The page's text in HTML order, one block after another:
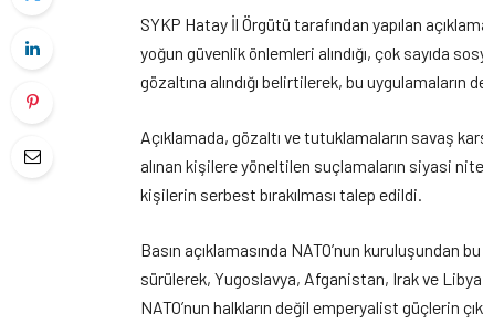
SYKP Hatay İl Örgütü tarafından yapılan
yoğun güvenlik önlemleri alındığı, çok sayıda
gözaltına alındığı belirtilerek, bu uygulamaların
Açıklamada, gözaltı ve tutuklamaların savaş
alınan kişilere yöneltilen suçlamaların siyasi
kişilerin serbest bırakılması talep edildi.
Basın açıklamasında NATO’nun kuruluşundan
sürülerek, Yugoslavya, Afganistan, Irak ve
NATO’nun halkların değil emperyalist güçlerin